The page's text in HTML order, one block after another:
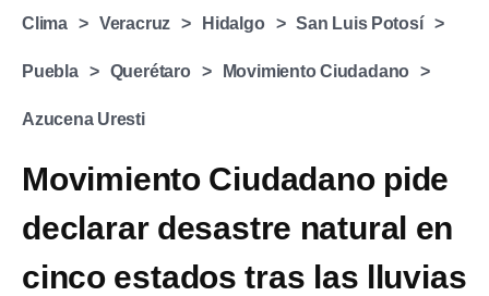
Clima Veracruz Hidalgo San Luis Potosí
Puebla Querétaro Movimiento Ciudadano
Azucena Uresti
Movimiento Ciudadano pide
declarar desastre natural en
cinco estados tras las lluvias